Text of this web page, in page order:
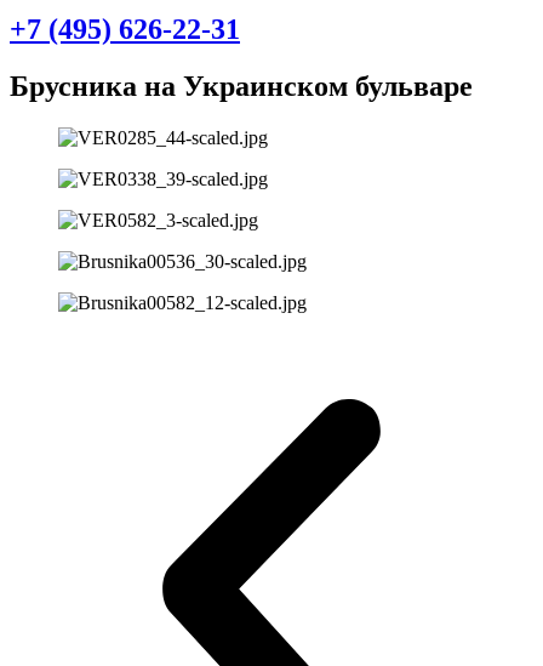
+7 (495) 626-22-31
Брусника на Украинском бульваре